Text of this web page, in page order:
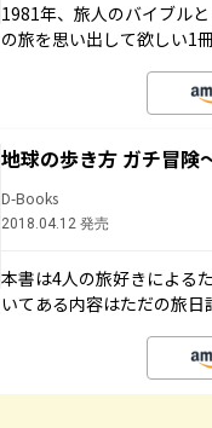
1981年、旅人のバイブル
の旅を思い出して欲しい1冊
地球の歩き方 ガチ冒険
D-Books
2018.04.12 発売
本書は4人の旅好きによる
いてある内容はただの旅日